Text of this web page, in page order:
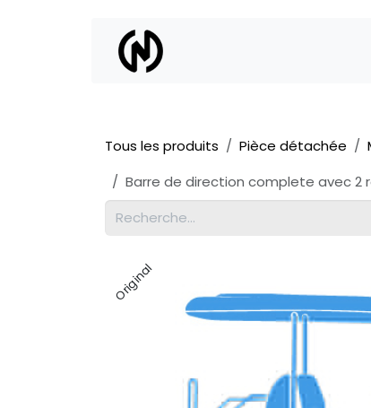
Tous les produits Pièce détachée
Barre de direction complete avec 2
Original